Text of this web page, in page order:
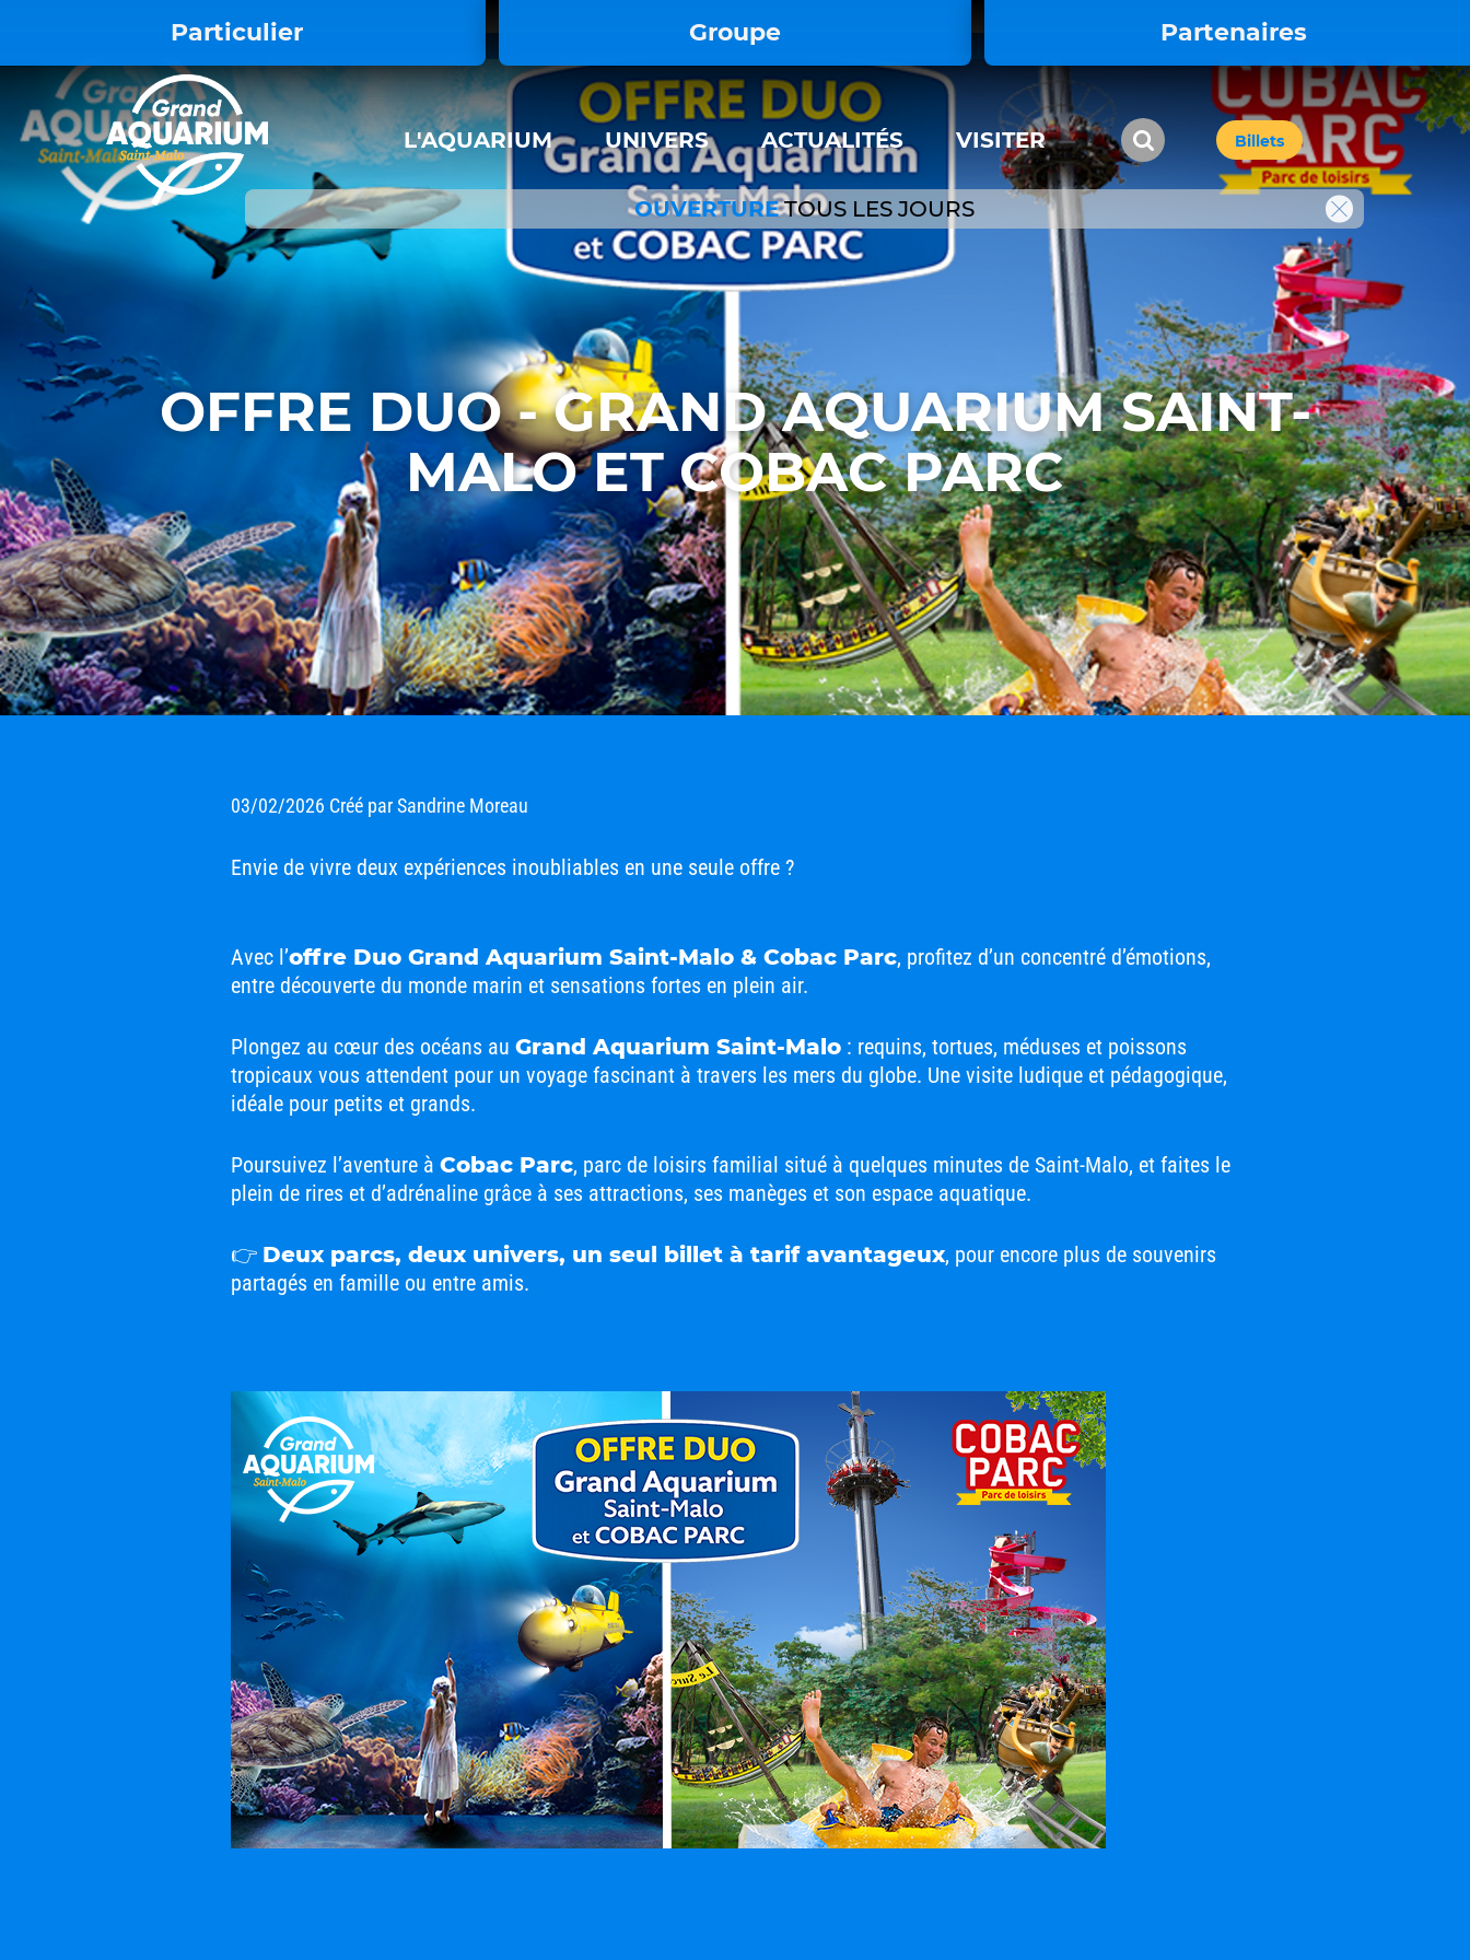
<style> .iframe-video { display: block !important; } </style>
Particulier Groupe Partenaires
L'AQUARIUM UNIVERS ACTUALITÉS VISITER Billets
OUVERTURETOUS LES JOURS
OFFRE DUO - GRAND AQUARIUM SAINT-
MALO ET COBAC PARC
03/02/2026 Créé parSandrine Moreau
Envie de vivre deux expériences inoubliables en une seule offre ?
Avec l’offre Duo Grand Aquarium Saint-Malo & Cobac Parc, profitez d’un concentré d’émotions,
entre découverte du monde marin et sensations fortes en plein air.
Plongez au cœur des océans auGrand Aquarium Saint-Malo : requins, tortues, méduses et poissons
tropicaux vous attendent pour un voyage fascinant à travers les mers du globe. Une visite ludique et pédagogique,
idéale pour petits et grands.
Poursuivez l’aventure àCobac Parc, parc de loisirs familial situé à quelques minutes de Saint-Malo, et faites le
plein de rires et d’adrénaline grâce à ses attractions, ses manèges et son espace aquatique.
👉 Deux parcs, deux univers, un seul billet à tarif avantageux, pour encore plus de souvenirs
partagés en famille ou entre amis.